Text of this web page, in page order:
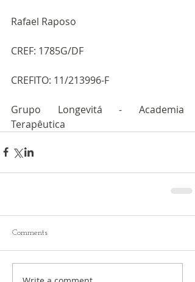
Rafael Raposo
CREF: 1785G/DF
CREFITO: 11/213996-F
Grupo Longevitá - Academia
Terapêutica
Comments